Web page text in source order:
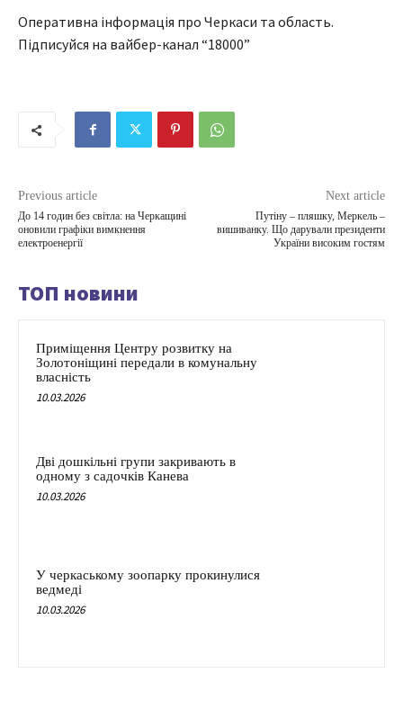
Оперативна інформація про Черкаси та область.
Підписуйся на вайбер-канал “18000”
Previous article
До 14 годин без світла: на Черкащині
оновили графіки вимкнення
електроенергії
Next article
Путіну – пляшку, Меркель –
вишиванку. Що дарували президенти
України високим гостям
ТОП новини
Приміщення Центру розвитку на
Золотоніщині передали в комунальну
власність
10.03.2026
Дві дошкільні групи закривають в
одному з садочків Канева
10.03.2026
У черкаському зоопарку прокинулися
ведмеді
10.03.2026